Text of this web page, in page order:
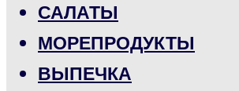
САЛАТЫ
МОРЕПРОДУКТЫ
ВЫПЕЧКА